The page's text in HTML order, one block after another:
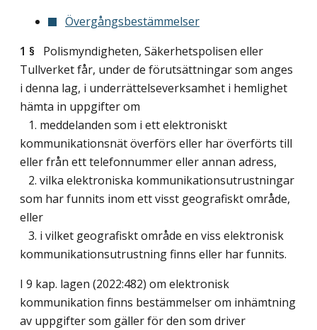
Övergångsbestämmelser
1 § Polismyndigheten, Säkerhetspolisen eller
Tullverket får, under de förutsättningar som anges
i denna lag, i underrättelseverksamhet i hemlighet
hämta in uppgifter om
1. meddelanden som i ett elektroniskt
kommunikationsnät överförs eller har överförts till
eller från ett telefonnummer eller annan adress,
2. vilka elektroniska kommunikationsutrustningar
som har funnits inom ett visst geografiskt område,
eller
3. i vilket geografiskt område en viss elektronisk
kommunikationsutrustning finns eller har funnits.
I 9 kap. lagen (2022:482) om elektronisk
kommunikation finns bestämmelser om inhämtning
av uppgifter som gäller för den som driver